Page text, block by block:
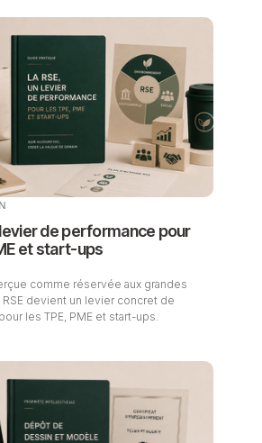
levier de performance pour
et start-ups
comme réservée aux grandes
devient un levier concret de
les TPE, PME et start-ups.